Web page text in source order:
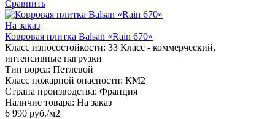
Сравнить
На заказ
Ковровая плитка Balsan «Rain 670»
Класс износостойкости: 33 Класс - коммерческий,
интенсивные нагрузки
Тип ворса: Петлевой
Класс пожарной опасности: КМ2
Страна производства: Франция
Наличие товара: На заказ
6 990 руб./м2